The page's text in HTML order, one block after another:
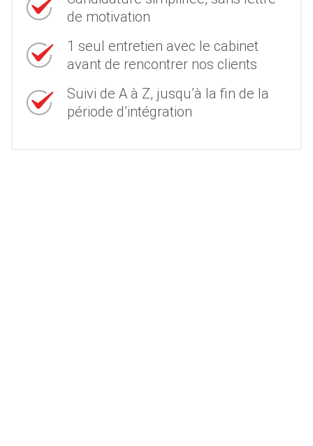
de motivation
1 seul entretien avec le cabinet
avant de rencontrer nos clients
Suivi de A à Z, jusqu’à la fin de la
période d’intégration